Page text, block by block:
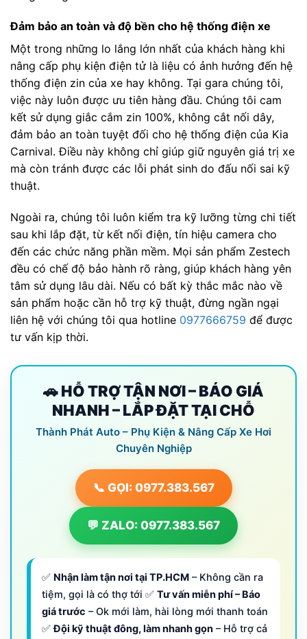
Đảm bảo an toàn và độ bền cho hệ thống điện xe
Một trong những lo lắng lớn nhất của khách hàng khi
nâng cấp phụ kiện điện tử là liệu có ảnh hưởng đến hệ
thống điện zin của xe hay không. Tại gara chúng tôi,
việc này luôn được ưu tiên hàng đầu. Chúng tôi cam
kết sử dụng giắc cắm zin 100%, không cắt nối dây,
đảm bảo an toàn tuyệt đối cho hệ thống điện của Kia
Carnival. Điều này không chỉ giúp giữ nguyên giá trị xe
mà còn tránh được các lỗi phát sinh do đấu nối sai kỹ
thuật.
Ngoài ra, chúng tôi luôn kiểm tra kỹ lưỡng từng chi tiết
sau khi lắp đặt, từ kết nối điện, tín hiệu camera cho
đến các chức năng phần mềm. Mọi sản phẩm Zestech
đều có chế độ bảo hành rõ ràng, giúp khách hàng yên
tâm sử dụng lâu dài. Nếu có bất kỳ thắc mắc nào về
sản phẩm hoặc cần hỗ trợ kỹ thuật, đừng ngần ngại
liên hệ với chúng tôi qua hotline 0977666759 để được
tư vấn kịp thời.
🚗 HỖ TRỢ TẬN NƠI – BÁO GIÁ
NHANH – LẮP ĐẶT TẠI CHỖ
Thành Phát Auto – Phụ Kiện & Nâng Cấp Xe Hơi
Chuyên Nghiệp
📞 GỌI: 0977.383.567
💬 ZALO: 0977.383.567
✅ Nhận làm tận nơi tại TP.HCM – Không cần ra
tiệm, gọi là có thợ tới ✅ Tư vấn miễn phí – Báo
giá trước – Ok mới làm, hài lòng mới thanh toán
✅Đội kỹ thuật đông, làm nhanh gọn – Hỗ trợ cả